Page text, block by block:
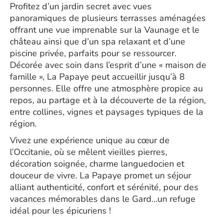
Profitez d’un jardin secret avec vues
panoramiques de plusieurs terrasses aménagées
offrant une vue imprenable sur la Vaunage et le
château ainsi que d’un spa relaxant et d’une
piscine privée, parfaits pour se ressourcer.
Décorée avec soin dans l’esprit d’une « maison de
famille », La Papaye peut accueillir jusqu’à 8
personnes. Elle offre une atmosphère propice au
repos, au partage et à la découverte de la région,
entre collines, vignes et paysages typiques de la
région.
Vivez une expérience unique au cœur de
l’Occitanie, où se mêlent vieilles pierres,
décoration soignée, charme languedocien et
douceur de vivre. La Papaye promet un séjour
alliant authenticité, confort et sérénité, pour des
vacances mémorables dans le Gard…un refuge
idéal pour les épicuriens !